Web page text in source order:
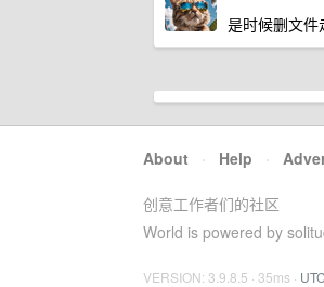
是时候删文件
About · Help ·
创意工作者们的社区
World is powered by
VERSION: 3.9.8.5 · 35ms ·